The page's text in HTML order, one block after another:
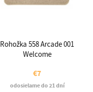
Rohožka 558 Arcade 001
Welcome
€7
odosielame do 21 dní